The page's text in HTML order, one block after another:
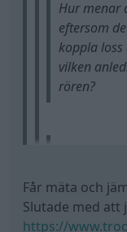
började dom
provtryckte vi
tillbaka gång
Hur menar
eftersom
koppla
vilken
rören?
2008 1.6
Nästan
fast det har inte
Får mäta och
Slutade med att
https://